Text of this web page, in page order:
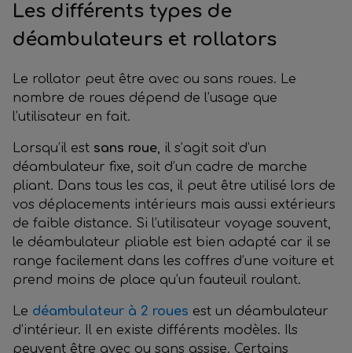
Les différents types de
déambulateurs et rollators
Le rollator peut être avec ou sans roues. Le
nombre de roues dépend de l’usage que
l’utilisateur en fait.
Lorsqu’il est sans roue, il s’agit soit d’un
déambulateur fixe, soit d’un cadre de marche
pliant. Dans tous les cas, il peut être utilisé lors de
vos déplacements intérieurs mais aussi extérieurs
de faible distance. Si l’utilisateur voyage souvent,
le déambulateur pliable est bien adapté car il se
range facilement dans les coffres d’une voiture et
prend moins de place qu’un fauteuil roulant.
Le déambulateur à 2 roues est un déambulateur
d’intérieur. Il en existe différents modèles. Ils
peuvent être avec ou sans assise. Certains